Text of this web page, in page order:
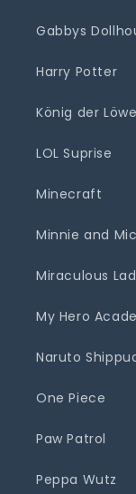
Gabbys
Harry Potter
König der
LOL Suprise
Minecraft
Minnie and
Miraculous
My Hero
Naruto
One Piece
Paw Patrol
Peppa Wutz